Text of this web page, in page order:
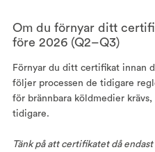
Om du förnyar ditt
före 2026 (Q2–Q3)
Förnyar du ditt certifikat innan
följer processen de tidigare
för brännbara köldmedier
tidigare.
Tänk på att certifikatet då